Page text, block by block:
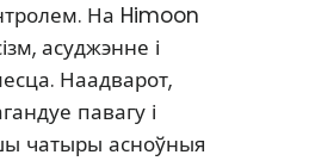
На Himoon
асуджэнне і
Наадварот,
павагу і
чатыры асноўныя